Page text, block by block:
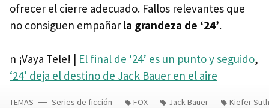
ofrecer el cierre adecuado. Fallos relevantes que
no consiguen empañar la grandeza de ‘24’.
n ¡Vaya Tele! | El final de ‘24’ es un punto y seguido,
‘24’ deja el destino de Jack Bauer en el aire
TEMAS Series de ficción FOX Jack Bauer Kiefer